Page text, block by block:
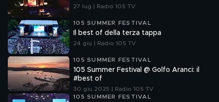
27 lug | Radio 105 TV
105 SUMMER FESTIVAL
Il best of della terza tappa
24 giu | Radio 105 TV
105 SUMMER FESTIVAL
105 Summer Festival @ Golfo Aranci: il
#best of
30 giu 2025 | Radio 105 TV
105 SUMMER FESTIVAL